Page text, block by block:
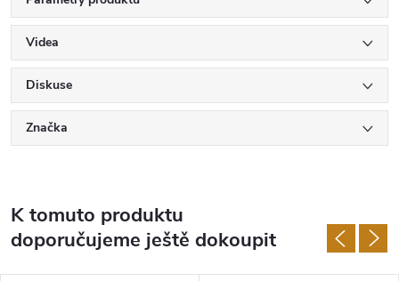
Videa
Diskuse
Značka
K tomuto produktu
doporučujeme ještě dokoupit